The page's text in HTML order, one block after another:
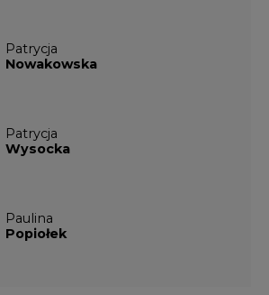
Patrycja
Nowakowska
Patrycja
Wysocka
Paulina
Popiołek